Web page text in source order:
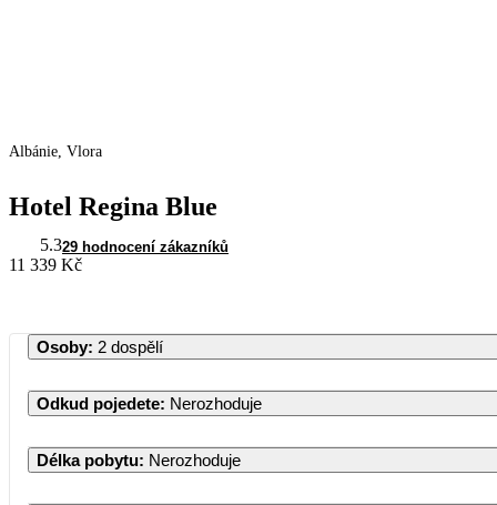
Albánie, Vlora
Hotel Regina Blue
5.329 hodnocení zákazníků
11 339 Kč
Osoby: 2 dospělí
Odkud pojedete: Nerozhoduje
Délka pobytu: Nerozhoduje